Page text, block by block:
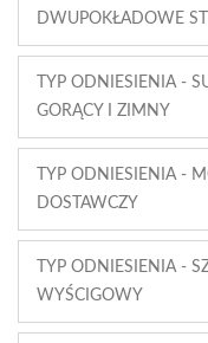
DWUPOKŁADOWE
TYP ODNIESIENIA -
GORĄCY I ZIMNY
TYP ODNIESIENIA -
DOSTAWCZY
TYP ODNIESIENIA -
WYŚCIGOWY